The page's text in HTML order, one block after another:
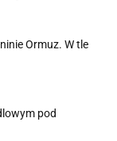
Ormuz. W tle
pod